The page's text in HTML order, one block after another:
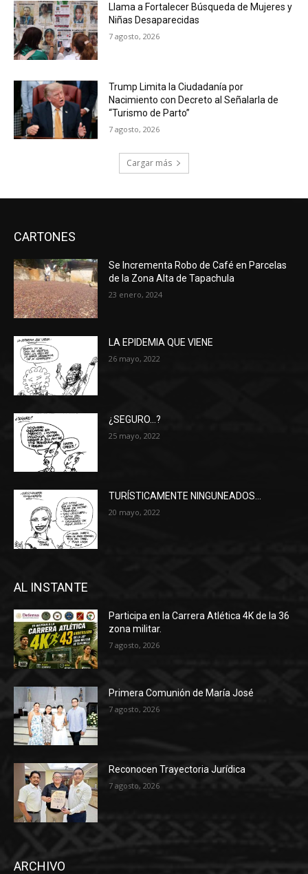
Llama a Fortalecer Búsqueda de Mujeres y
Niñas Desaparecidas
7 agosto, 2026
Trump Limita la Ciudadanía por
Nacimiento con Decreto al Señalarla de
“Turismo de Parto”
7 agosto, 2026
Cargar más
CARTONES
Se Incrementa Robo de Café en Parcelas
de la Zona Alta de Tapachula
23 enero, 2024
LA EPIDEMIA QUE VIENE
26 mayo, 2022
¿SEGURO…?
25 mayo, 2022
TURÍSTICAMENTE NINGUNEADOS…
20 mayo, 2022
AL INSTANTE
Participa en la Carrera Atlética 4K de la 36
zona militar.
7 agosto, 2026
Primera Comunión de María José
7 agosto, 2026
Reconocen Trayectoria Jurídica
7 agosto, 2026
ARCHIVO